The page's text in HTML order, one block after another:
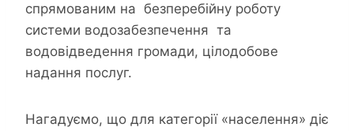
спрямованим на безперебійну роботу
системи водозабезпечення та
водовідведення громади, цілодобове
надання послуг.
Нагадуємо, що для категорії «населення» діє